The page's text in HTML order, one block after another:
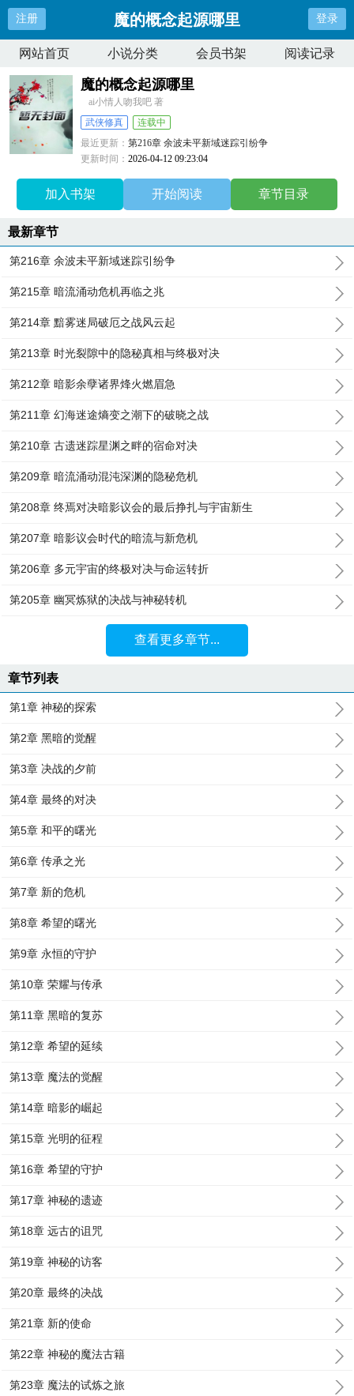
注册 魔的概念起源哪里 登录
网站首页 小说分类 会员书架 阅读记录
魔的概念起源哪里
ai小情人吻我吧 著
武侠修真
连载中
最近更新：第216章 余波未平新域迷踪引纷争
更新时间：2026-04-12 09:23:04
加入书架 开始阅读 章节目录
最新章节
第216章 余波未平新域迷踪引纷争
第215章 暗流涌动危机再临之兆
第214章 黯雾迷局破厄之战风云起
第213章 时光裂隙中的隐秘真相与终极对决
第212章 暗影余孽诸界烽火燃眉急
第211章 幻海迷途熵变之潮下的破晓之战
第210章 古遗迷踪星渊之畔的宿命对决
第209章 暗流涌动混沌深渊的隐秘危机
第208章 终焉对决暗影议会的最后挣扎与宇宙新生
第207章 暗影议会时代的暗流与新危机
第206章 多元宇宙的终极对决与命运转折
第205章 幽冥炼狱的决战与神秘转机
查看更多章节...
章节列表
第1章 神秘的探索
第2章 黑暗的觉醒
第3章 决战的夕前
第4章 最终的对决
第5章 和平的曙光
第6章 传承之光
第7章 新的危机
第8章 希望的曙光
第9章 永恒的守护
第10章 荣耀与传承
第11章 黑暗的复苏
第12章 希望的延续
第13章 魔法的觉醒
第14章 暗影的崛起
第15章 光明的征程
第16章 希望的守护
第17章 神秘的遗迹
第18章 远古的诅咒
第19章 神秘的访客
第20章 最终的决战
第21章 新的使命
第22章 神秘的魔法古籍
第23章 魔法的试炼之旅